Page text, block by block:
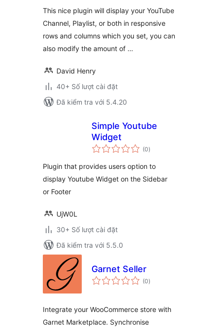
This nice plugin will display your YouTube
Channel, Playlist, or both in responsive
rows and columns which you set, you can
also modify the amount of …
David Henry
40+ Số lượt cài đặt
Đã kiểm tra với 5.4.20
Simple Youtube
Widget
(0tổng
đánh
)
Plugin that provides users option to
display Youtube Widget on the Sidebar
or Footer
UjW0L
30+ Số lượt cài đặt
Đã kiểm tra với 5.5.0
Garnet Seller
(0tổng
đánh
)
Integrate your WooCommerce store with
Garnet Marketplace. Synchronise